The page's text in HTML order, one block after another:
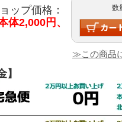
ップ価格：
体2,000円、
数
≫この商品
】